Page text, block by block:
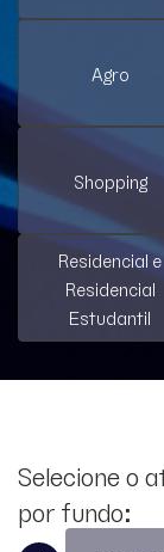
Agro
Shopping
Residencial e
Residencial
Estudantil
Selecione o
por fundo: